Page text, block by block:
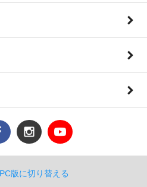
PC版に切り替える